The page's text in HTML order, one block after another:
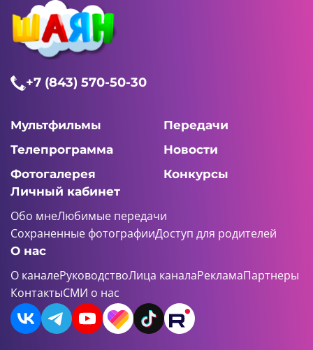
+7 (843) 570-50-30
Мультфильмы
Передачи
Телепрограмма
Новости
Фотогалерея
Конкурсы
Личный кабинет
Обо мнеЛюбимые передачи
Сохраненные фотографииДоступ для родителей
О нас
О каналеРуководствоЛица каналаРекламаПартнеры
КонтактыСМИ о нас